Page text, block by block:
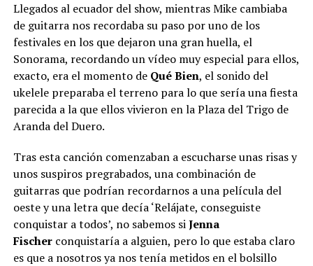
Llegados al ecuador del show, mientras Mike cambiaba
de guitarra nos recordaba su paso por uno de los
festivales en los que dejaron una gran huella, el
Sonorama, recordando un vídeo muy especial para ellos,
exacto, era el momento de Qué Bien, el sonido del
ukelele preparaba el terreno para lo que sería una fiesta
parecida a la que ellos vivieron en la Plaza del Trigo de
Aranda del Duero.
Tras esta canción comenzaban a escucharse unas risas y
unos suspiros pregrabados, una combinación de
guitarras que podrían recordarnos a una película del
oeste y una letra que decía ‘Relájate, conseguiste
conquistar a todos’, no sabemos siJenna
Fischerconquistaría a alguien, pero lo que estaba claro
es que a nosotros ya nos tenía metidos en el bolsillo